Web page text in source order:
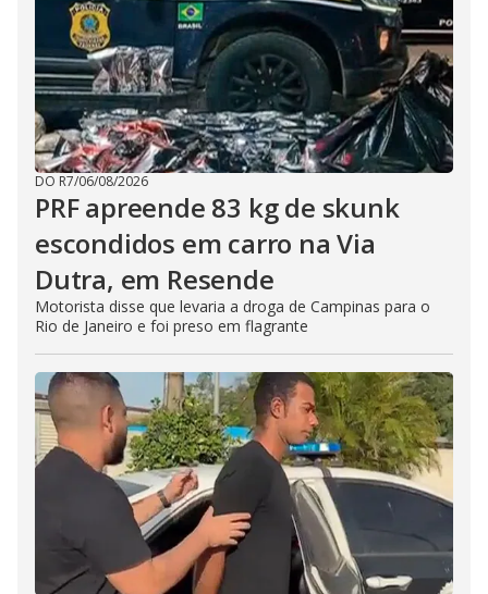
DO R7/06/08/2026
PRF apreende 83 kg de skunk
escondidos em carro na Via
Dutra, em Resende
Motorista disse que levaria a droga de Campinas para o
Rio de Janeiro e foi preso em flagrante